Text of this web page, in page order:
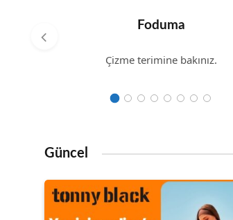
Foduma
Çizme terimine bakınız.
Güncel